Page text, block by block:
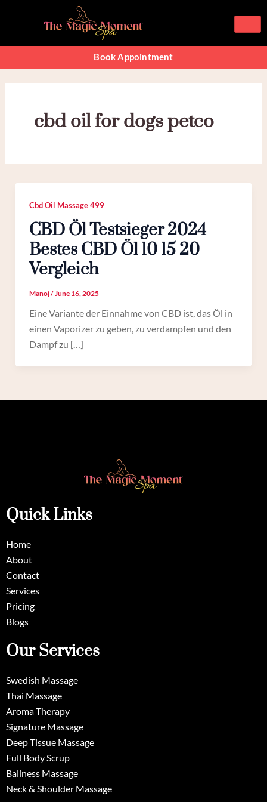
Book Appointment
cbd oil for dogs petco
Cbd Oil Massage 499
CBD Öl Testsieger 2024
Bestes CBD Öl 10 15 20
Vergleich
Manoj/June 16, 2025
Eine Variante der Einnahme von CBD ist, das Öl in
einen Vaporizer zu geben, zu verdampfen und den
Dampf zu […]
Quick Links
Home
About
Contact
Services
Pricing
Blogs
Our Services
Swedish Massage
Thai Massage
Aroma Therapy
Signature Massage
Deep Tissue Massage
Full Body Scrup
Baliness Massage
Neck & Shoulder Massage